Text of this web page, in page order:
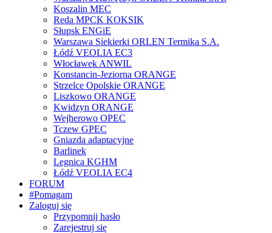
Koszalin MEC
Reda MPCK KOKSIK
Słupsk ENGiE
Warszawa Siekierki ORLEN Termika S.A.
Łódź VEOLIA EC3
Włocławek ANWIL
Konstancin-Jeziorna ORANGE
Strzelce Opolskie ORANGE
Liszkowo ORANGE
Kwidzyn ORANGE
Wejherowo OPEC
Tczew GPEC
Gniazda adaptacyjne
Barlinek
Legnica KGHM
Łódź VEOLIA EC4
FORUM
#Pomagam
Zaloguj się
Przypomnij hasło
Zarejestruj się